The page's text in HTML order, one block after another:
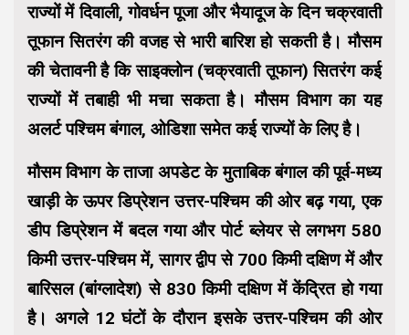
राज्यों में दिवाली, गोवर्धन पूजा और भैयादूज के दिन चक्रवाती
तूफान सितरंग की वजह से भारी बारिश हो सकती है। मौसम
की चेतावनी है कि साइक्लोन (चक्रवाती तूफान) सितरंग कई
राज्यों में तबाही भी मचा सकता है। मौसम विभाग का यह
अलर्ट पश्चिम बंगाल, ओडिशा समेत कई राज्यों के लिए है।
मौसम विभाग के ताजा अपडेट के मुताबिक बंगाल की पूर्व-मध्य
खाड़ी के ऊपर डिप्रेशन उत्तर-पश्चिम की ओर बढ़ गया, एक
डीप डिप्रेशन में बदल गया और पोर्ट ब्लेयर से लगभग 580
किमी उत्तर-पश्चिम में, सागर द्वीप से 700 किमी दक्षिण में और
बारिसल (बांग्लादेश) से 830 किमी दक्षिण में केंद्रित हो गया
है। अगले 12 घंटों के दौरान इसके उत्तर-पश्चिम की ओर